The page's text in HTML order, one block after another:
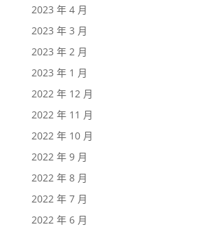
2023 年 4 月
2023 年 3 月
2023 年 2 月
2023 年 1 月
2022 年 12 月
2022 年 11 月
2022 年 10 月
2022 年 9 月
2022 年 8 月
2022 年 7 月
2022 年 6 月